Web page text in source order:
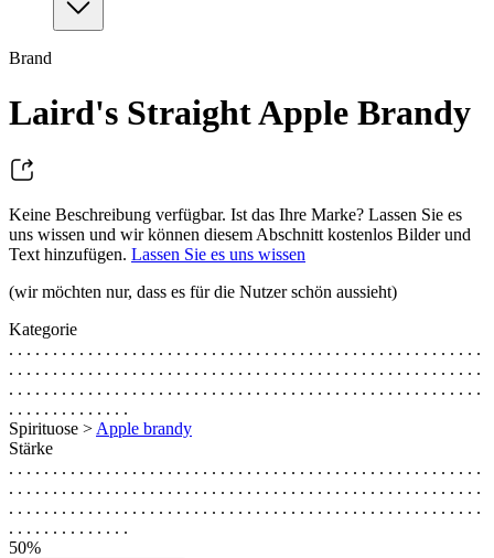
Brand
Laird's Straight Apple Brandy
Keine Beschreibung verfügbar. Ist das Ihre Marke? Lassen Sie es
uns wissen und wir können diesem Abschnitt kostenlos Bilder und
Text hinzufügen. Lassen Sie es uns wissen
(wir möchten nur, dass es für die Nutzer schön aussieht)
Kategorie
. . . . . . . . . . . . . . . . . . . . . . . . . . . . . . . . . . . . . . . . . . . . . . . . . . . . . .
. . . . . . . . . . . . . . . . . . . . . . . . . . . . . . . . . . . . . . . . . . . . . . . . . . . . . .
. . . . . . . . . . . . . . . . . . . . . . . . . . . . . . . . . . . . . . . . . . . . . . . . . . . . . .
. . . . . . . . . . . . . .
Spirituose > Apple brandy
Stärke
. . . . . . . . . . . . . . . . . . . . . . . . . . . . . . . . . . . . . . . . . . . . . . . . . . . . . .
. . . . . . . . . . . . . . . . . . . . . . . . . . . . . . . . . . . . . . . . . . . . . . . . . . . . . .
. . . . . . . . . . . . . . . . . . . . . . . . . . . . . . . . . . . . . . . . . . . . . . . . . . . . . .
. . . . . . . . . . . . . .
50%